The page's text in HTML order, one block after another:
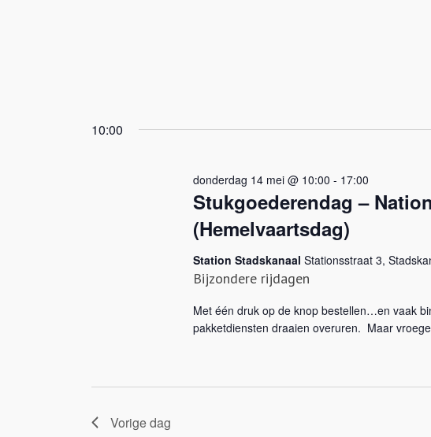
10:00
Stukgoederendag –
(Hemelvaartsdag)
donderdag 14 mei @ 10:00 - 17:00
Station StadskanaalStationsstraat 3,
Bijzondere rijdagen
Met één druk op de knop bestellen…en vaak
pakketdiensten draaien overuren. Maar
Vorige dag